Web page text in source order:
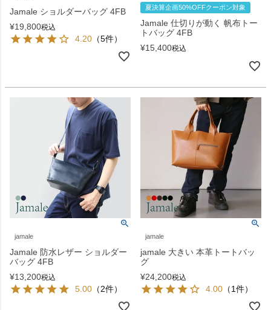
Jamale ショルダーバッグ 4FB
¥19,800税込
4.20 （5件）
夏決算企画50%OFFクーポン対象
Jamale 仕切りが動く 帆布トー
トバッグ 4FB
¥15,400税込
jamale
Jamale 防水レザー ショルダー
バッグ 4FB
¥13,200税込
5.00 （2件）
jamale
jamale 大きい 本革トートバッ
グ
¥24,200税込
4.00 （1件）